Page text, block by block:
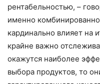
рентабельностью, –
именно
кардинально влияет на
крайне важно
окажутся наиболее
выбора продуктов, то